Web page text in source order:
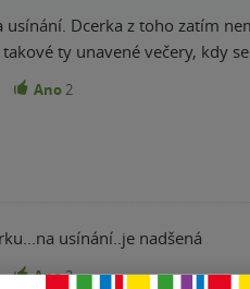
usínání. Dcerka z toho zatím
ty unavené večery, kdy
Ano2
usínání..je nadšená
Ano2